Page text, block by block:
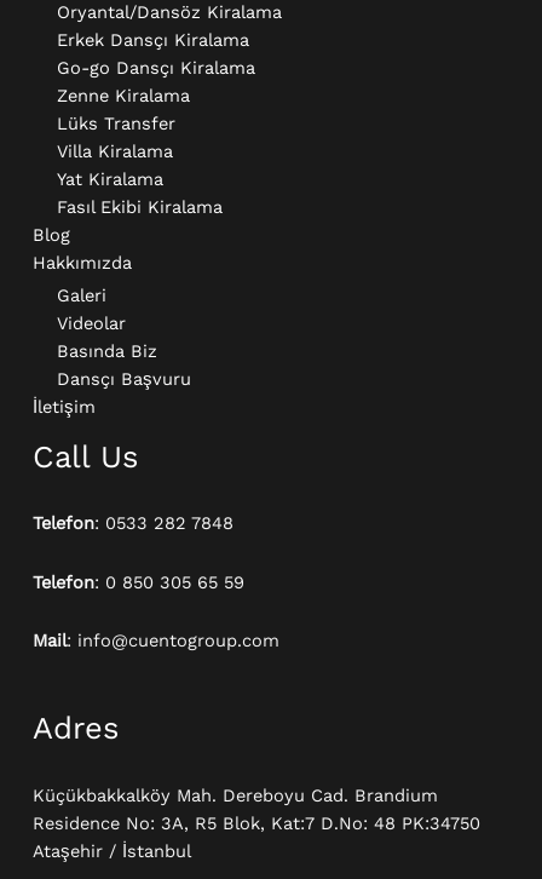
Oryantal/Dansöz Kiralama
Erkek Dansçı Kiralama​
Go-go Dansçı Kiralama​
Zenne Kiralama
Lüks Transfer
Villa Kiralama
Yat Kiralama
Fasıl Ekibi Kiralama
Blog
Hakkımızda
Galeri
Videolar
Basında Biz
Dansçı Başvuru
İletişim
Call Us
Telefon: 0533 282 7848
Telefon: 0 850 305 65 59
Mail: info@cuentogroup.com
Adres
Küçükbakkalköy Mah. Dereboyu Cad. Brandium
Residence No: 3A, R5 Blok, Kat:7 D.No: 48 PK:34750
Ataşehir / İstanbul